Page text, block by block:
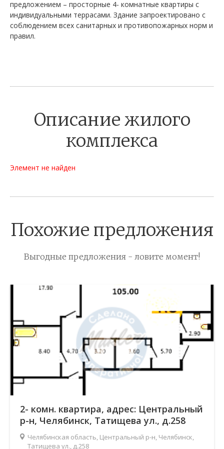
предложением – просторные 4- комнатные квартиры с
индивидуальными террасами. Здание запроектировано с
соблюдением всех санитарных и противопожарных норм и
правил.
Описание жилого
комплекса
Элемент не найден
Похожие предложения
Выгодные предложения - ловите момент!
2- комн. квартира, адрес: Центральный
р-н, Челябинск, Татищева ул., д.258
Челябинская область, Центральный р-н, Челябинск,
Татищева ул., д.258